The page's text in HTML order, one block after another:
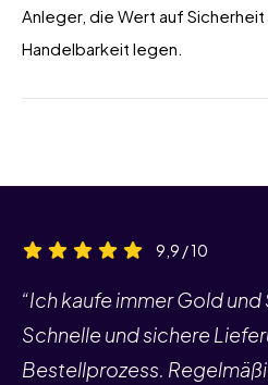
Anleger, die Wert auf
Handelbarkeit legen.
9,9 / 10
“Ich kaufe immer Gold
Schnelle und sichere
Bestellprozess.